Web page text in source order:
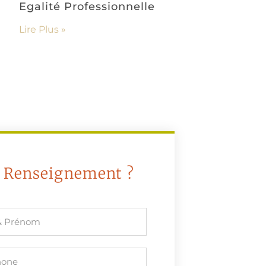
Egalité Professionnelle
Lire Plus »
?